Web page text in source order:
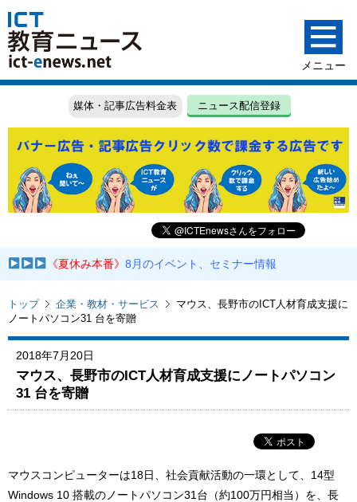
媒体・記事広告料金表 ニュース配信登録
《夏休み本番》8月のイベント、セミナー情報
トップ 企業・教材・サービス
マウス、⻑野市のICT人材育成支援に
ノートパソコン31 台を寄贈
2018年7月20日
マウス、⻑野市のICT人材育成支援にノートパソコン
31 台を寄贈
マウスコンピューターは18日、社会貢献活動の一環として、14型
Windows 10 搭載のノートパソコン31台（約100万円相当）を、⻑